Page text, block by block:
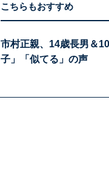
こちらもおすすめ
市村正親、14歳長男＆
子」「似てる」の声